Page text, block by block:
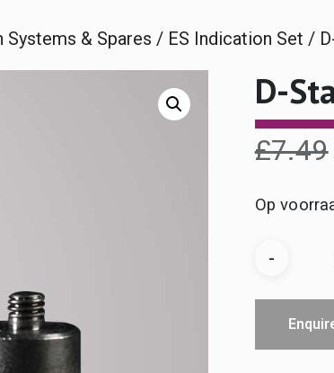
& Spares / ES Indication Set /
D-
£7.49
Op
-